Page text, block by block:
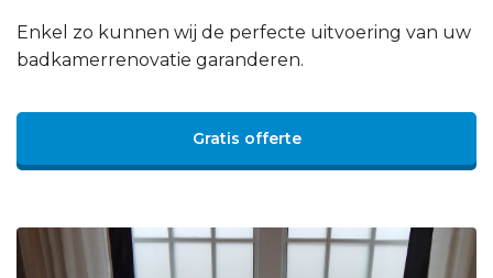
Enkel zo kunnen wij de perfecte uitvoering van uw
badkamerrenovatie garanderen.
Gratis offerte